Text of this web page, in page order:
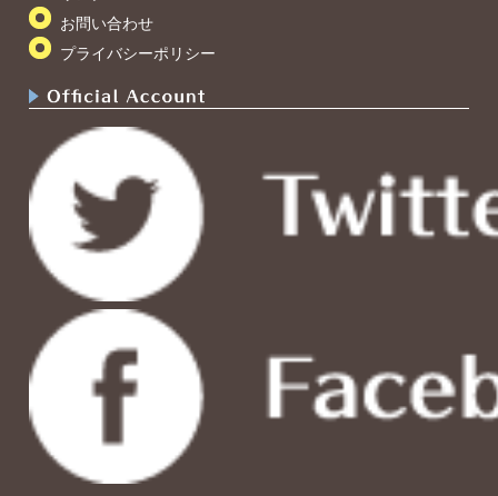
お問い合わせ
プライバシーポリシー